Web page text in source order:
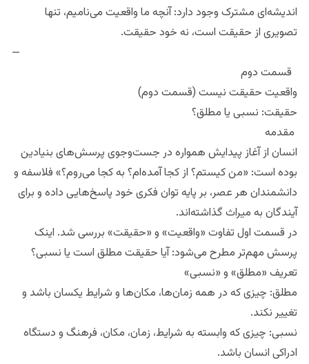
اندیشه‌ای مشترک وجود دارد: آنچه ما واقعیت می‌نامیم، تنها
تصویری از حقیقت است، نه خود حقیقت.
—
قسمت دوم
واقعیت حقیقت نیست (قسمت دوم)
حقیقت: نسبی یا مطلق؟
مقدمه
انسان از آغاز پیدایش همواره در جست‌وجوی پرسش‌های بنیادین
بوده است: «من کیستم؟ از کجا آمده‌ام؟ به کجا می‌روم؟» فلاسفه و
دانشمندان هر عصر، بر پایه توان فکری خود پاسخ‌هایی داده و برای
آیندگان به میراث گذاشته‌اند.
در قسمت اول تفاوت «واقعیت» و «حقیقت» بررسی شد. اینک
پرسش مهم‌تر مطرح می‌شود: آیا حقیقت مطلق است یا نسبی؟
تعریف «مطلق» و «نسبی»
مطلق: چیزی که در همه زمان‌ها، مکان‌ها و شرایط یکسان باشد و
تغییر نکند.
نسبی: چیزی که وابسته به شرایط، زمان، مکان، فرهنگ و دستگاه
ادراکی انسان باشد.